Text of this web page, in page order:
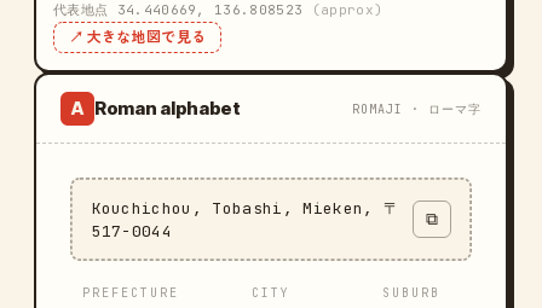
代表地点 34.440669, 136.808523 (approx)
↗ 大きな地図で見る
A Roman alphabet ROMAJI · ローマ字
Kouchichou, Tobashi, Mieken, 〒
517-0044
⧉
PREFECTURE CITY SUBURB